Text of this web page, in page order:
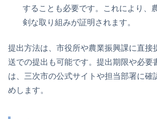
することも必要です。これにより、
剣な取り組みが証明されます。
提出方法は、市役所や農業振興課に直接
送での提出も可能です。提出期限や必要
は、三次市の公式サイトや担当部署に確
めします。